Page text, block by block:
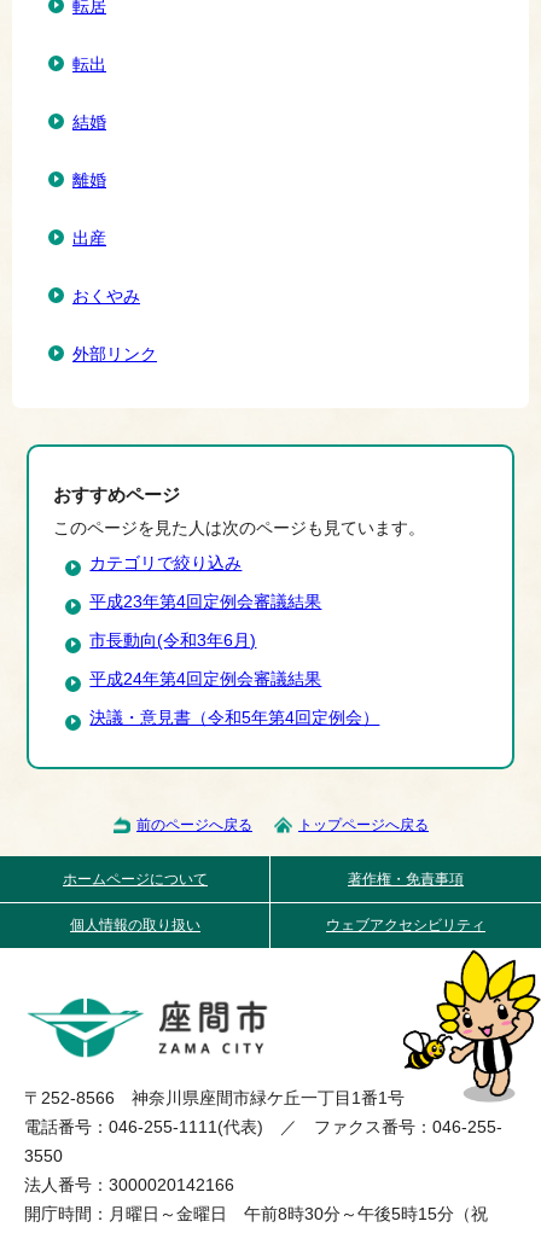
転居
転出
結婚
離婚
出産
おくやみ
外部リンク
おすすめページ
このページを見た人は次のページも見ています。
カテゴリで絞り込み
平成23年第4回定例会審議結果
市長動向(令和3年6月)
平成24年第4回定例会審議結果
決議・意見書（令和5年第4回定例会）
前のページへ戻る トップページへ戻る
ホームページについて 著作権・免責事項
個人情報の取り扱い ウェブアクセシビリティ
〒252-8566 神奈川県座間市緑ケ丘一丁目1番1号
電話番号：046-255-1111(代表) ／ ファクス番号：046-255-
3550
法人番号：3000020142166
開庁時間：月曜日～金曜日 午前8時30分～午後5時15分（祝